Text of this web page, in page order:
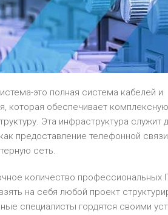
это полная система кабелей и
которая обеспечивает комплексную
Эта инфраструктура служит
предоставление телефонной
сеть.
количество профессиональных
на себя любой проект
специалисты гордятся своими